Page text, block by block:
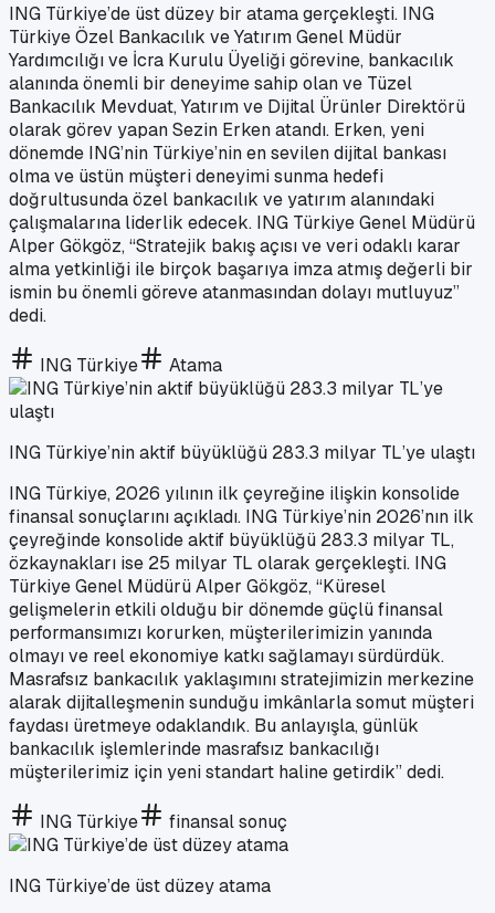
ING Türkiye’de üst düzey bir atama gerçekleşti. ING
Türkiye Özel Bankacılık ve Yatırım Genel Müdür
Yardımcılığı ve İcra Kurulu Üyeliği görevine, bankacılık
alanında önemli bir deneyime sahip olan ve Tüzel
Bankacılık Mevduat, Yatırım ve Dijital Ürünler Direktörü
olarak görev yapan Sezin Erken atandı. Erken, yeni
dönemde ING’nin Türkiye’nin en sevilen dijital bankası
olma ve üstün müşteri deneyimi sunma hedefi
doğrultusunda özel bankacılık ve yatırım alanındaki
çalışmalarına liderlik edecek. ING Türkiye Genel Müdürü
Alper Gökgöz, “Stratejik bakış açısı ve veri odaklı karar
alma yetkinliği ile birçok başarıya imza atmış değerli bir
ismin bu önemli göreve atanmasından dolayı mutluyuz”
dedi.
ING Türkiye Atama
ING Türkiye’nin aktif büyüklüğü 283.3 milyar TL’ye ulaştı
ING Türkiye, 2026 yılının ilk çeyreğine ilişkin konsolide
finansal sonuçlarını açıkladı. ING Türkiye’nin 2026’nın ilk
çeyreğinde konsolide aktif büyüklüğü 283.3 milyar TL,
özkaynakları ise 25 milyar TL olarak gerçekleşti. ING
Türkiye Genel Müdürü Alper Gökgöz, “Küresel
gelişmelerin etkili olduğu bir dönemde güçlü finansal
performansımızı korurken, müşterilerimizin yanında
olmayı ve reel ekonomiye katkı sağlamayı sürdürdük.
Masrafsız bankacılık yaklaşımını stratejimizin merkezine
alarak dijitalleşmenin sunduğu imkânlarla somut müşteri
faydası üretmeye odaklandık. Bu anlayışla, günlük
bankacılık işlemlerinde masrafsız bankacılığı
müşterilerimiz için yeni standart haline getirdik” dedi.
ING Türkiye finansal sonuç
ING Türkiye’de üst düzey atama